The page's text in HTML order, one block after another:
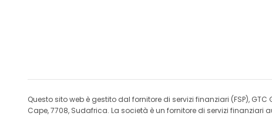
Questo sito web è gestito dal fornitore di servizi finanziari (FSP),
Cape, 7708, Sudafrica. La società è un fornitore di servizi